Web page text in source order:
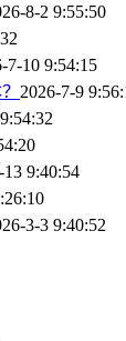
8-2 9:55:50
7-10 9:54:15
2026-7-9
13 9:40:54
3-3 9:40:52